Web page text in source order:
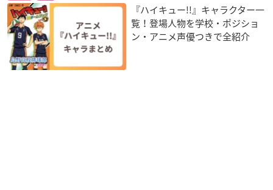
『ハイキュー!!』キャラクター一
覧！登場人物を学校・ポジショ
ン・アニメ声優つきで全紹介